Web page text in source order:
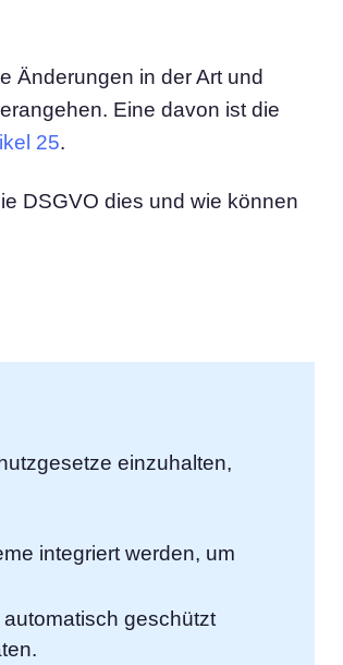
verwalten
Cookie Banner Generator
Erstellen Sie ein rechtskonformes Cookie-Banner
Änderungen in der Art und
Eine davon ist die
25.
DSGVO dies und wie können
einzuhalten,
integriert werden, um
geschützt